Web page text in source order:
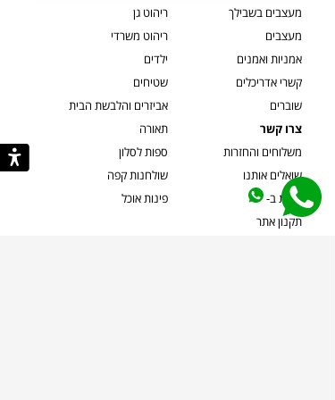
מעצבים בשבילך
מעצבים
אמניות ואמנים
קשרי אדריכלים
שוברים
צרו קשר
משלוחים והחזרות
שואלים אותנו
שרות ב-
תקנון אתר
ריהוט גן
ריהוט משרדי
ילדים
שטיחים
אביזרים והלבשת הבית
תאורה
ספות לסלון
שולחנות קפה
פינות אוכל